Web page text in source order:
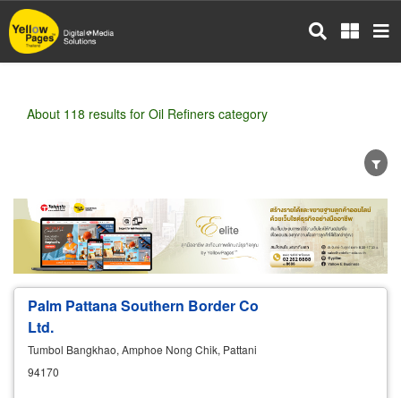
Skip
to
main
About 118 results for Oil Refiners category
Wholesale Retail Manufacturer
Dealer
Exporter/Importer
Service Business
Palm Pattana Southern Border Co
Ltd.
Tumbol Bangkhao, Amphoe Nong Chik, Pattani
94170